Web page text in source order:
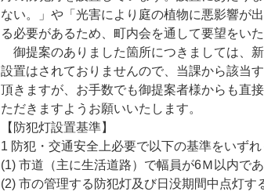
ない。」や「光害により庭の植物に悪影響が
る必要があるため、町内会を通して要望をい
御提案のありました箇所につきましては、
設置はされておりませんので、当課から該当
頂きますが、お手数でも御提案者様からも直
ただきますようお願いいたします。
​【防犯灯設置基準】
1 防犯・交通安全上必要で以下の基準をいず
(1) 市道（主に生活道路）で幅員が6Ｍ以内で
(2) 市の管理する防犯灯及び日没期間中点灯